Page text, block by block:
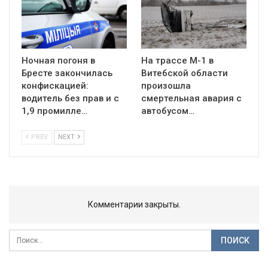
Ночная погоня в
Бресте закончилась
конфискацией:
водитель без прав и с
1,9 промилле…
На трассе М-1 в
Витебской области
произошла
смертельная авария с
автобусом…
PREV NEXT
Комментарии закрыты.